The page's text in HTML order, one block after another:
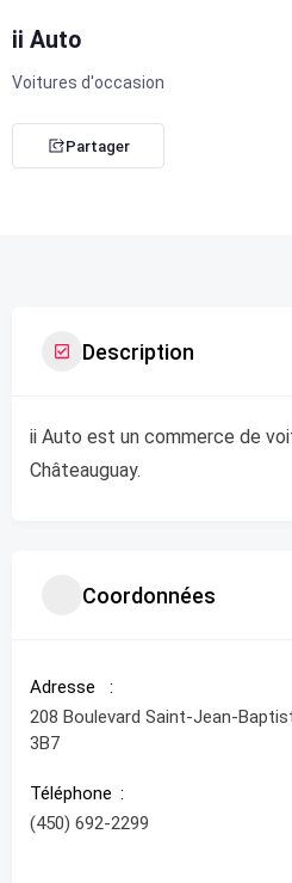
ii Auto
Voitures d'occasion
Partager
Description
ii Auto est un commerce de
Châteauguay.
Coordonnées
Adresse
208 Boulevard Saint-Jean-
3B7
Téléphone
(450) 692-2299